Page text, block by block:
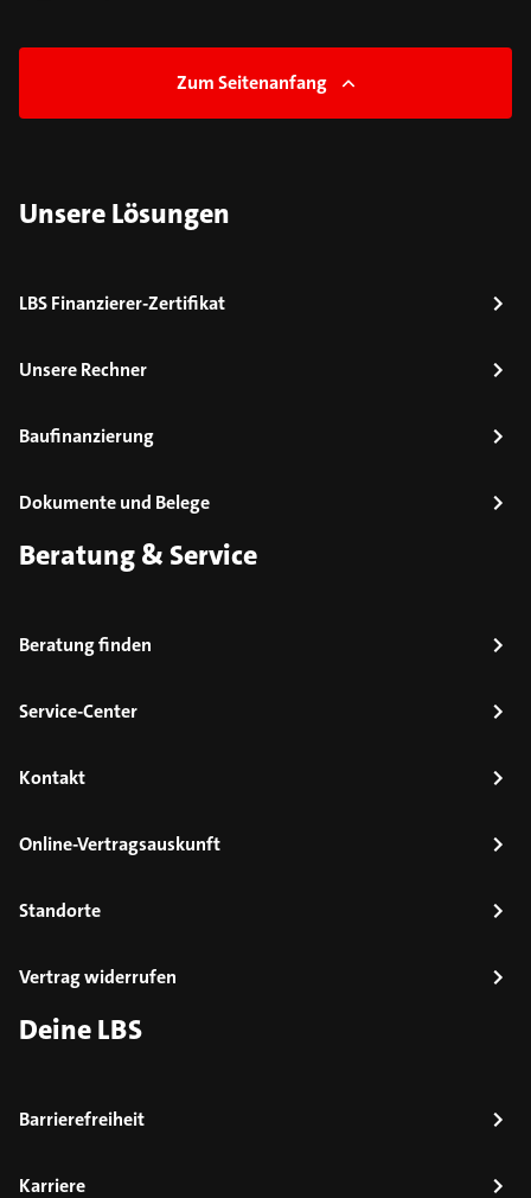
Zum Seitenanfang
Unsere Lösungen
LBS Finanzierer-Zertifikat
Unsere Rechner
Baufinanzierung
Dokumente und Belege
Beratung & Service
Beratung finden
Service-Center
Kontakt
Online-Vertragsauskunft
Standorte
Vertrag widerrufen
Deine LBS
Barrierefreiheit
Karriere